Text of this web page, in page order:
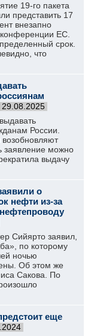
19-го пакета
представить 17
внезапно
ЕС.
срок.
что
29.08.2025
России.
заявление можно
выдачу
о
нефти из-за
Сийярто заявил,
по которому
ночью
Об этом же
Сакова. По
еще